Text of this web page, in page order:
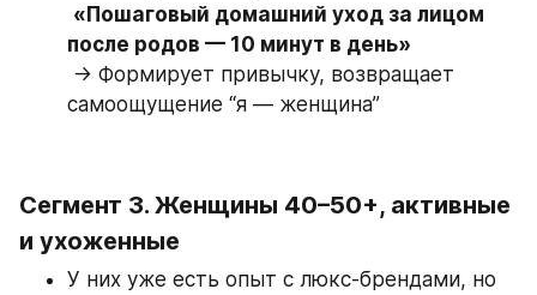
«Пошаговый домашний уход за лицом
после родов — 10 минут в день»
самоощущение “я — женщина”
Сегмент 3. Женщины 40–50+, активные
и ухоженные